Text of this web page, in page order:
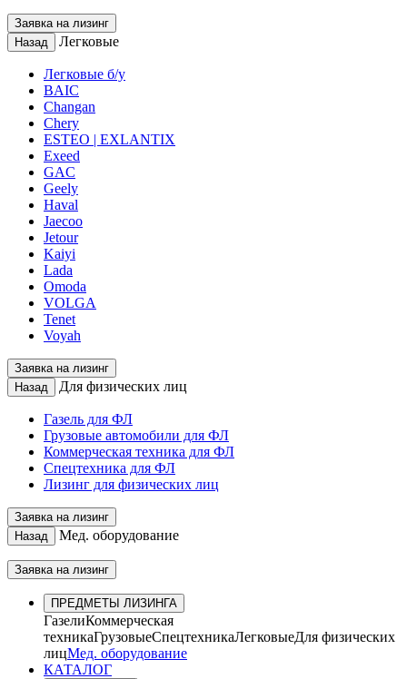
Заявка на лизинг
Назад
Легковые
Легковые б/у
BAIC
Changan
Chery
ESTEO | EXLANTIX
Exeed
GAC
Geely
Haval
Jaecoo
Jetour
Kaiyi
Lada
Omoda
VOLGA
Tenet
Voyah
Заявка на лизинг
Назад
Для физических лиц
Газель для ФЛ
Грузовые автомобили для ФЛ
Коммерческая техника для ФЛ
Спецтехника для ФЛ
Лизинг для физических лиц
Заявка на лизинг
Назад
Мед. оборудование
Заявка на лизинг
ПРЕДМЕТЫ ЛИЗИНГА
ГазелиКоммерческая
техникаГрузовыеСпецтехникаЛегковыеДля физических
лицМед. оборудование
КАТАЛОГ